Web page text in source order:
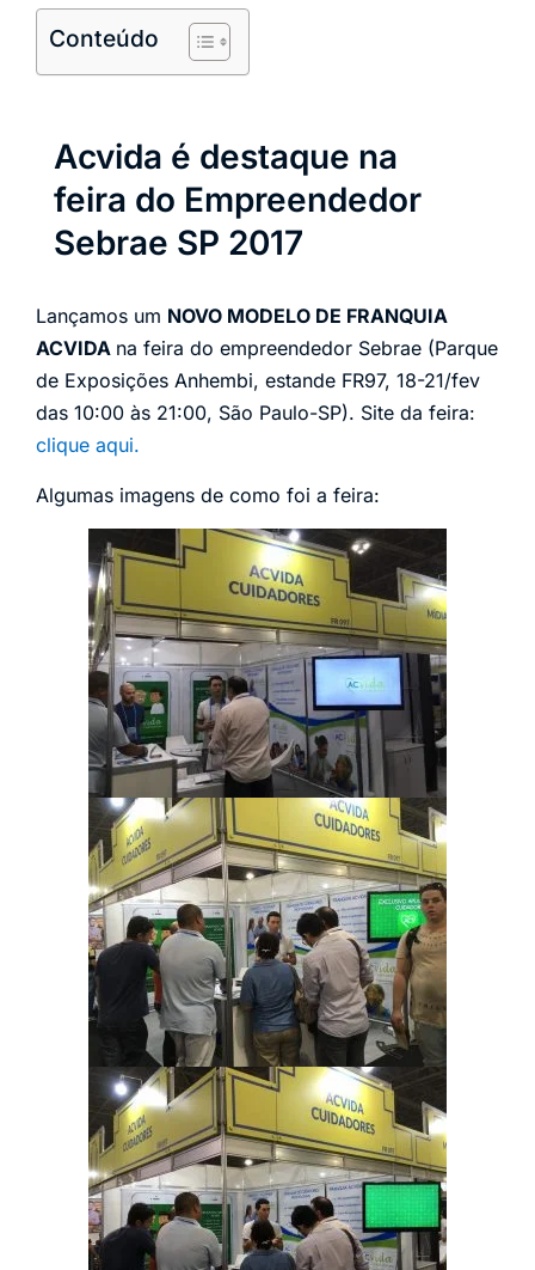
Conteúdo
Acvida é destaque na
feira do Empreendedor
Sebrae SP 2017
Lançamos um NOVO MODELO DE FRANQUIA
ACVIDA na feira do empreendedor Sebrae (Parque
de Exposições Anhembi, estande FR97, 18-21/fev
das 10:00 às 21:00, São Paulo-SP). Site da feira:
clique aqui.
Algumas imagens de como foi a feira: